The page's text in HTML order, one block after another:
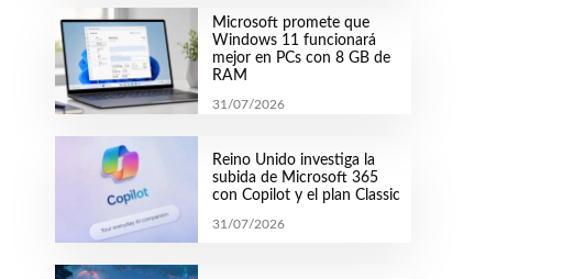
Microsoft promete que
Windows 11 funcionará
mejor en PCs con 8 GB de
RAM
31/07/2026
Reino Unido investiga la
subida de Microsoft 365
con Copilot y el plan Classic
31/07/2026